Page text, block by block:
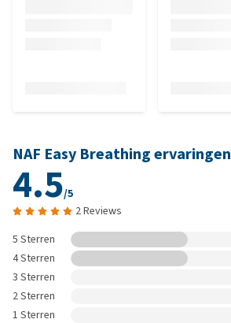
NAF Easy Breathing ervaringen
4.5/5
2 Reviews
5 Sterren
4 Sterren
3 Sterren
2 Sterren
1 Sterren